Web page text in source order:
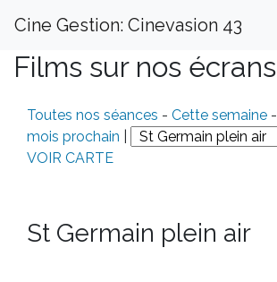
Cine Gestion: Cinevasion 43
Films sur nos écrans
Toutes nos séances - Cette semaine -
mois prochain
VOIR CARTE
St Germain plein air